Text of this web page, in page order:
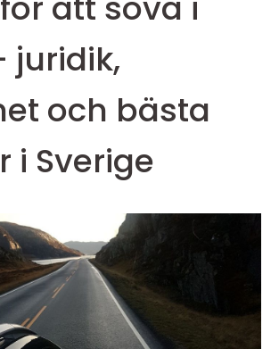
juridik,
och bästa
i Sverige